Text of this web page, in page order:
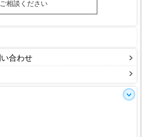
相談ください
合わせ